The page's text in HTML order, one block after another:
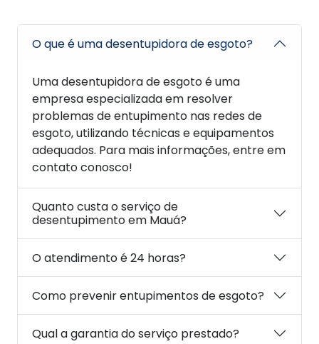
O que é uma desentupidora de esgoto?
Uma desentupidora de esgoto é uma
empresa especializada em resolver
problemas de entupimento nas redes de
esgoto, utilizando técnicas e equipamentos
adequados. Para mais informações, entre em
contato conosco!
Quanto custa o serviço de
desentupimento em Mauá?
O atendimento é 24 horas?
Como prevenir entupimentos de esgoto?
Qual a garantia do serviço prestado?